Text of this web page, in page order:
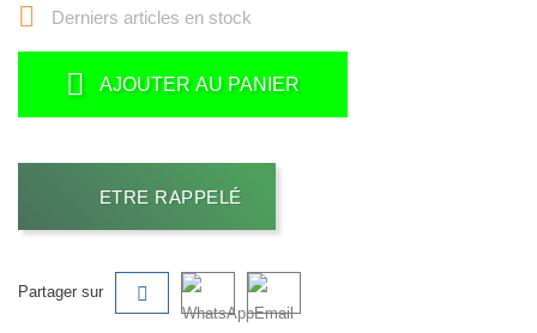
 Derniers articles en stock
AJOUTER AU PANIER
ETRE RAPPELÉ
Partager sur